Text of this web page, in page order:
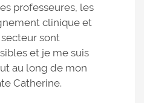
professeures, les
clinique et
sont
et je me suis
au long de mon
Catherine.